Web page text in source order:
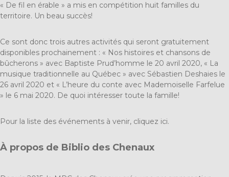
« De fil en érable » a mis en compétition huit familles du
territoire. Un beau succès!
Ce sont donc trois autres activités qui seront gratuitement
disponibles prochainement : « Nos histoires et chansons de
bûcherons » avec Baptiste Prud’homme le 20 avril 2020, « La
musique traditionnelle au Québec » avec Sébastien Deshaies le
26 avril 2020 et « L’heure du conte avec Mademoiselle Farfelue
» le 6 mai 2020. De quoi intéresser toute la famille!
Pour la liste des événements à venir, cliquez ici.
À propos de Biblio des Chenaux